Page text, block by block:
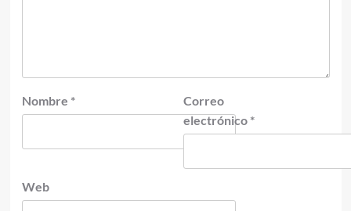
Nombre *
Correo
electrónico *
Web